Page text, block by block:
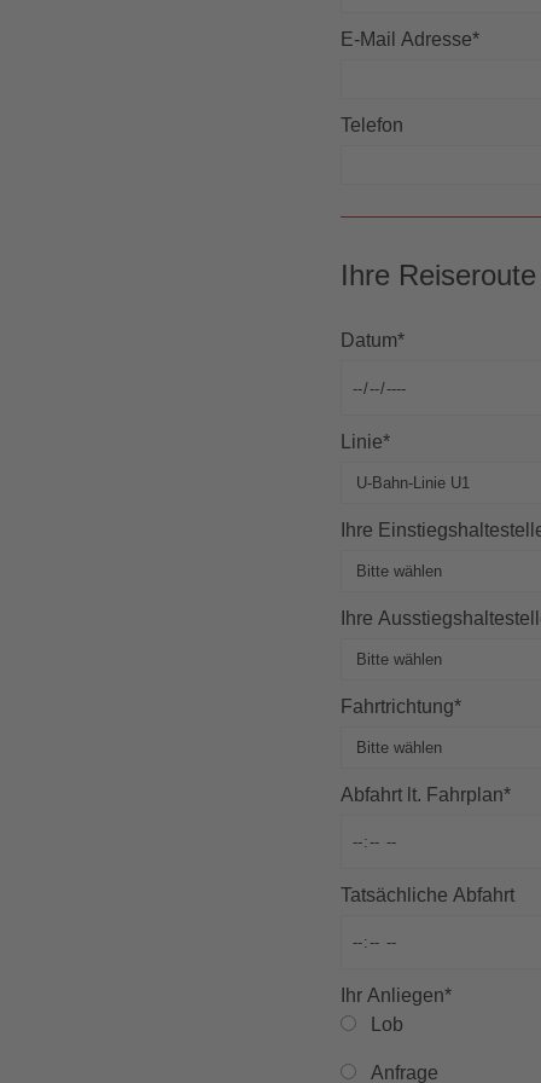
E-Mail Adresse*
Telefon
Ihre Reiseroute
Datum*
Linie*
Ihre
Ihre
Fahrtrichtung*
Abfahrt lt. Fahrplan*
Tatsächliche Abfahrt
Ihr Anliegen*
Lob
Anfrage